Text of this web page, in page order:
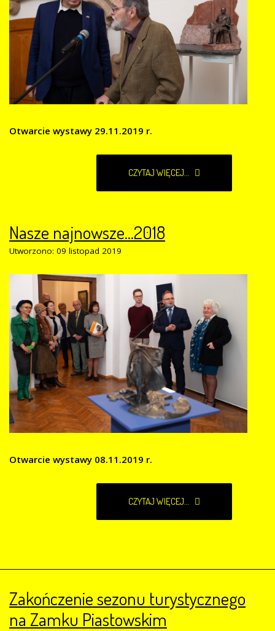
Otwarcie wystawy 29.11.2019 r.
CZYTAJ WIĘCEJ...
Nasze najnowsze...2018
Utworzono: 09 listopad 2019
Otwarcie wystawy 08.11.2019 r.
CZYTAJ WIĘCEJ...
Zakończenie sezonu turystycznego
na Zamku Piastowskim